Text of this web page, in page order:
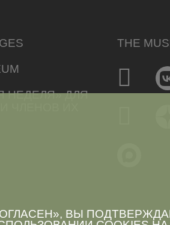
ВЫ
НЕДЕЛЯ» ДЛЯ
ЧЛЕНОВ ИХ
THE